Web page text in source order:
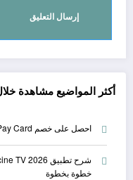
أكثر المواضيع مشاهدة
احصل على خصم RedotPay Card كوبونات حصرية
خطوة بخطوة